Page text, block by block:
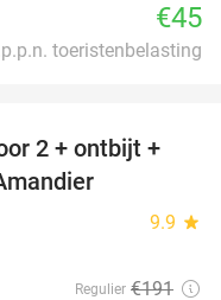
€45
toeristenbelasting
32%
2 + ontbijt +
9.9 star
Regulier €191